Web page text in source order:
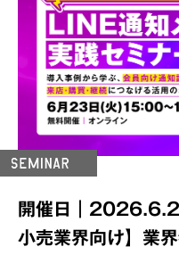
開催日｜
小売業界向け】業